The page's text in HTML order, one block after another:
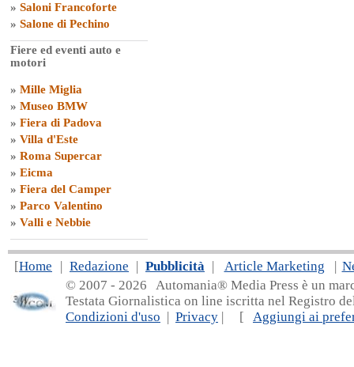
» Saloni Francoforte
» Salone di Pechino
Fiere ed eventi auto e
motori
» Mille Miglia
» Museo BMW
» Fiera di Padova
» Villa d'Este
» Roma Supercar
» Eicma
» Fiera del Camper
» Parco Valentino
» Valli e Nebbie
[Home | Redazione | Pubblicità | Article Marketing |
© 2007 - 2026 Automania® Media Press è un
Testata Giornalistica on line iscritta nel Registro
Condizioni d'uso | Privacy | [ Aggiungi ai